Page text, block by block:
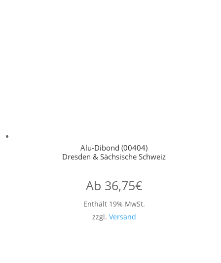
Alu-Dibond (00404)
Dresden & Sächsische Schweiz
Ab 36,75€
Enthält 19% MwSt.
zzgl. Versand